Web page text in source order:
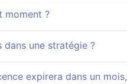
moment ?
une stratégie ?
expirera dans un mois,